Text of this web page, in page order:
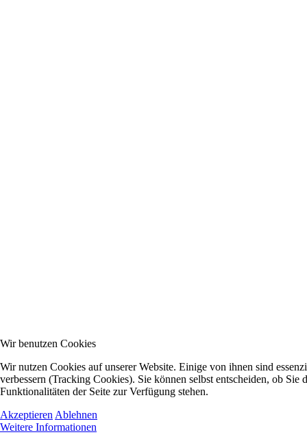
Wir benutzen Cookies
Wir nutzen Cookies auf unserer Website. Einige von ihnen sind
verbessern (Tracking Cookies). Sie können selbst entscheiden, ob
Funktionalitäten der Seite zur Verfügung stehen.
Akzeptieren Ablehnen
Weitere Informationen